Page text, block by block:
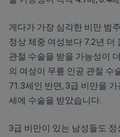
게다가 가장 심각한 비만 범
정상 체중 여성보다 7.2년 더
관절 수술을 받을 가능성이
의 여성이 무릎 인공 관절 수
71.3세인 반면, 3급 비만을
세에 수술을 받았습니다.
3급 비만이 있는 남성들도